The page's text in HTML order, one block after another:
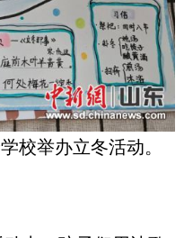
校举办立冬活动。